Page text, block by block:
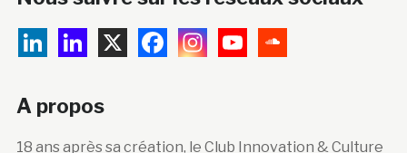
A propos
18 ans après sa création, le Club Innovation & Culture